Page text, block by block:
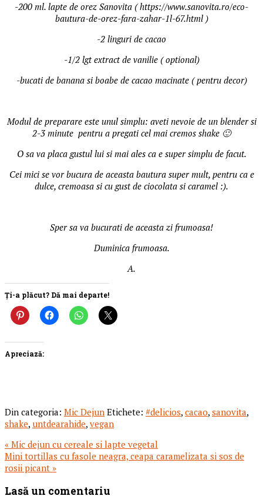
-200 ml. lapte de orez Sanovita ( https://www.sanovita.ro/eco-
bautura-de-orez-fara-zahar-1l-67.html )
-2 linguri de cacao
-1/2 lgt extract de vanilie ( optional)
-bucati de banana si boabe de cacao macinate ( pentru decor)
Modul de preparare este unul simplu: aveti nevoie de un blender si
2-3 minute pentru a pregati cel mai cremos shake 🙂
O sa va placa gustul lui si mai ales ca e super simplu de facut.
Cei mici se vor bucura de aceasta bautura super mult, pentru ca e
dulce, cremoasa si cu gust de ciocolata si caramel :).
Sper sa va bucurati de aceasta zi frumoasa!
Duminica frumoasa.
A.
Ți-a plăcut? Dă mai departe!
Apreciază:
Din categoria: Mic Dejun Etichete: #delicios, cacao, sanovita,
shake, untdearahide, vegan
Articol
anterior:
« Mic dejun cu cereale si lapte vegetal
Articolul
urmator:
Mini tortillas cu fasole neagra, ceapa caramelizata si sos de
rosii picant »
Reader
Lasă un comentariu